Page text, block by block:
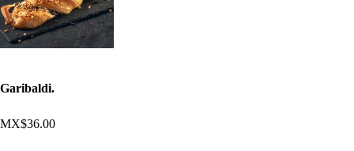
Garibaldi.
MX$36.00